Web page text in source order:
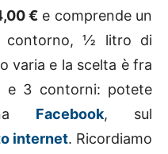
€e comprende un
contorno, ½ litro di
varia e la scelta è fra
e 3 contorni: potete
Facebook, sul
internet. Ricordiamo